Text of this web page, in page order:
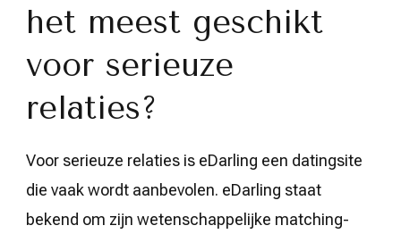
het meest geschikt
voor serieuze
relaties?
Voor serieuze relaties is eDarling een datingsite
die vaak wordt aanbevolen. eDarling staat
bekend om zijn wetenschappelijke matching-